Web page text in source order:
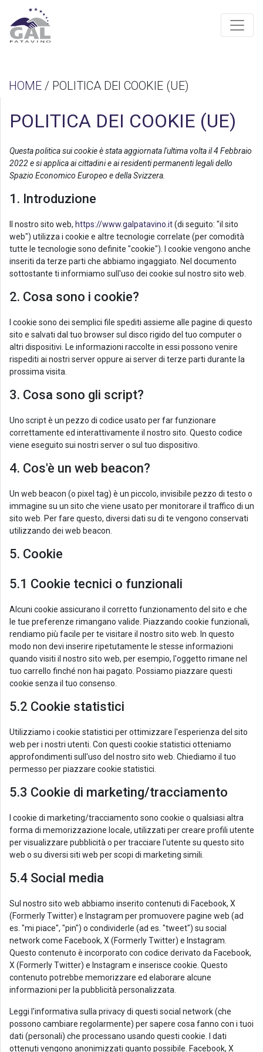
HOME / POLITICA DEI COOKIE (UE)
POLITICA DEI COOKIE (UE)
Questa politica sui cookie è stata aggiornata l'ultima volta il 4 Febbraio
2022 e si applica ai cittadini e ai residenti permanenti legali dello
Spazio Economico Europeo e della Svizzera.
1. Introduzione
Il nostro sito web, https://www.galpatavino.it(di seguito: "il sito
web") utilizza i cookie e altre tecnologie correlate (per comodità
tutte le tecnologie sono definite "cookie"). I cookie vengono anche
inseriti da terze parti che abbiamo ingaggiato. Nel documento
sottostante ti informiamo sull'uso dei cookie sul nostro sito web.
2. Cosa sono i cookie?
I cookie sono dei semplici file spediti assieme alle pagine di questo
sito e salvati dal tuo browser sul disco rigido del tuo computer o
altri dispositivi. Le informazioni raccolte in essi possono venire
rispediti ai nostri server oppure ai server di terze parti durante la
prossima visita.
3. Cosa sono gli script?
Uno script è un pezzo di codice usato per far funzionare
correttamente ed interattivamente il nostro sito. Questo codice
viene eseguito sui nostri server o sul tuo dispositivo.
4. Cos'è un web beacon?
Un web beacon (o pixel tag) è un piccolo, invisibile pezzo di testo o
immagine su un sito che viene usato per monitorare il traffico di un
sito web. Per fare questo, diversi dati su di te vengono conservati
utilizzando dei web beacon.
5. Cookie
5.1 Cookie tecnici o funzionali
Alcuni cookie assicurano il corretto funzionamento del sito e che
le tue preferenze rimangano valide. Piazzando cookie funzionali,
rendiamo più facile per te visitare il nostro sito web. In questo
modo non devi inserire ripetutamente le stesse informazioni
quando visiti il nostro sito web, per esempio, l'oggetto rimane nel
tuo carrello finché non hai pagato. Possiamo piazzare questi
cookie senza il tuo consenso.
5.2 Cookie statistici
Utilizziamo i cookie statistici per ottimizzare l'esperienza del sito
web per i nostri utenti. Con questi cookie statistici otteniamo
approfondimenti sull'uso del nostro sito web. Chiediamo il tuo
permesso per piazzare cookie statistici.
5.3 Cookie di marketing/tracciamento
I cookie di marketing/tracciamento sono cookie o qualsiasi altra
forma di memorizzazione locale, utilizzati per creare profili utente
per visualizzare pubblicità o per tracciare l'utente su questo sito
web o su diversi siti web per scopi di marketing simili.
5.4 Social media
Sul nostro sito web abbiamo inserito contenuti di Facebook, X
(Formerly Twitter) e Instagram per promuovere pagine web (ad
es. "mi piace", "pin") o condividerle (ad es. "tweet") su social
network come Facebook, X (Formerly Twitter) e Instagram.
Questo contenuto è incorporato con codice derivato da Facebook,
X (Formerly Twitter) e Instagram e inserisce cookie. Questo
contenuto potrebbe memorizzare ed elaborare alcune
informazioni per la pubblicità personalizzata.
Leggi l'informativa sulla privacy di questi social network (che
possono cambiare regolarmente) per sapere cosa fanno con i tuoi
dati (personali) che processano usando questi cookie. I dati
ottenuti vengono anonimizzati quanto possibile. Facebook, X